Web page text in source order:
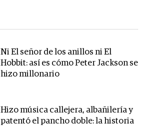
Ni El señor de los anillos ni El
Hobbit: así es cómo Peter Jackson se
hizo millonario
Hizo música callejera, albañilería y
patentó el pancho doble: la historia